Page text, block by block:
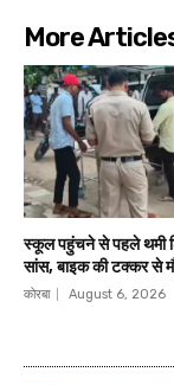
More
स्कूल पहुंचने से पहले थमी
सांस, बाइक की टक्कर से
कोरबा August 6, 2026